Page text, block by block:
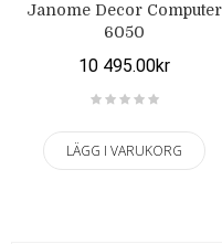
Janome Decor Computer
6050
10 495.00kr
LÄGG I VARUKORG